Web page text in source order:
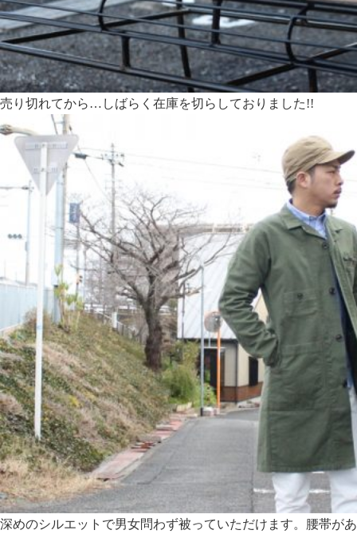
売り切れてから…しばらく在庫を切らしておりました!!
深めのシルエットで男女問わず被っていただけます。腰帯が